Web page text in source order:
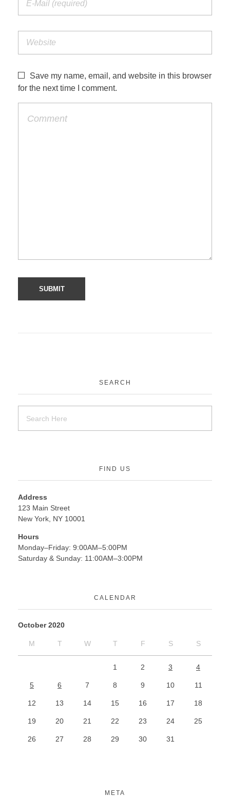
Save my name, email, and website in this browser
for the next time I comment.
SEARCH
FIND US
Address
123 Main Street
New York, NY 10001
Hours
Monday–Friday: 9:00AM–5:00PM
Saturday & Sunday: 11:00AM–3:00PM
CALENDAR
October 2020
M T W T F S S
1 2 3 4
5 6 7 8 9 10 11
12 13 14 15 16 17 18
19 20 21 22 23 24 25
26 27 28 29 30 31
META